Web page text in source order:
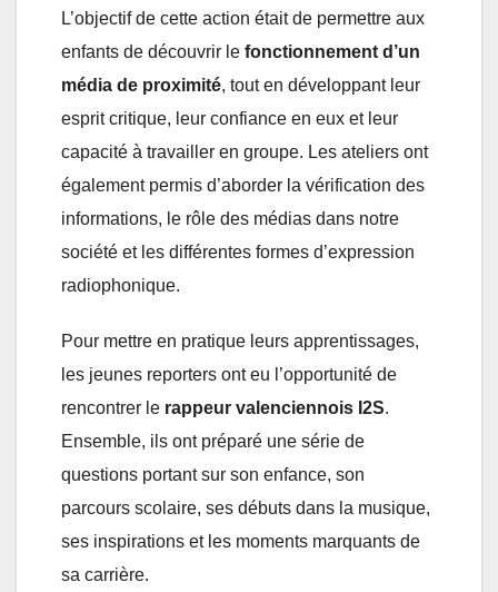
L’objectif de cette action était de permettre aux
enfants de découvrir le fonctionnement d’un
média de proximité, tout en développant leur
esprit critique, leur confiance en eux et leur
capacité à travailler en groupe. Les ateliers ont
également permis d’aborder la vérification des
informations, le rôle des médias dans notre
société et les différentes formes d’expression
radiophonique.
Pour mettre en pratique leurs apprentissages,
les jeunes reporters ont eu l’opportunité de
rencontrer le rappeur valenciennois I2S.
Ensemble, ils ont préparé une série de
questions portant sur son enfance, son
parcours scolaire, ses débuts dans la musique,
ses inspirations et les moments marquants de
sa carrière.